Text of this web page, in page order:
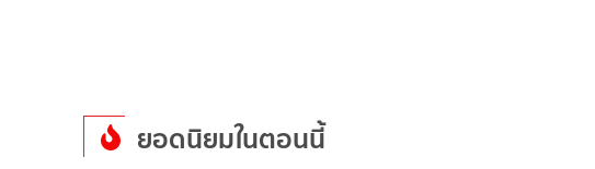
ยอดนิยมในตอนนี้